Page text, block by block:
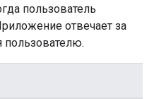
пользователь
отвечает за
пользователю.